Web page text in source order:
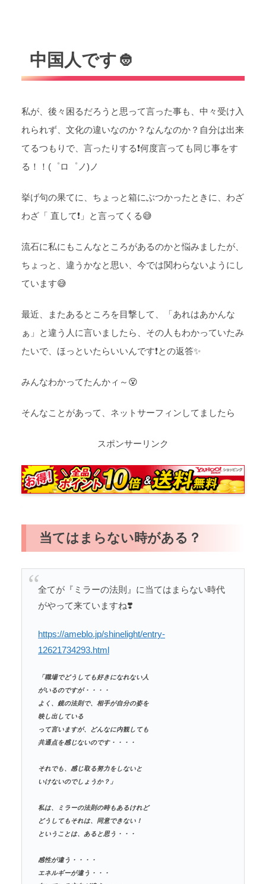
中国人です👲
私が、後々困るだろうと思って言った事も、中々受け入
れられず、文化の違いなのか？なんなのか？自分は出来
てるつもりで、言ったりする❗何度言っても同じ事をす
る！！(゜ロ゜ノ)ノ
挙げ句の果てに、ちょっと箱にぶつかったときに、わざ
わざ「 直して❗」と言ってくる😅
流石に私にもこんなところがあるのかと悩みましたが、
ちょっと、違うかなと思い、今では関わらないようにし
ています😅
最近、またあるところを目撃して、「あれはあかんな
ぁ」と違う人に言いましたら、その人もわかっていたみ
たいで、ほっといたらいいんです❗との返答✨
みんなわかってたんかィ～😵
そんなことがあって、ネットサーフィンしてましたら
スポンサーリンク
当てはまらない時がある？
全てが『ミラーの法則』に当てはまらない時代
がやって来ていますね❣️
https://ameblo.jp/shinelight/entry-
12621734293.html
「職場でどうしても好きになれない人
がいるのですが・・・・
よく、鏡の法則で、相手が自分の姿を
映し出している
って言いますが、どんなに内観しても
共通点を感じないのです・・・・
それでも、感じ取る努力をしないと
いけないのでしょうか？」
私は、ミラーの法則の時もあるけれど
どうしてもそれは、同意できない！
ということは、あると思う・・・
感性が違う・・・・
エネルギーが違う・・・